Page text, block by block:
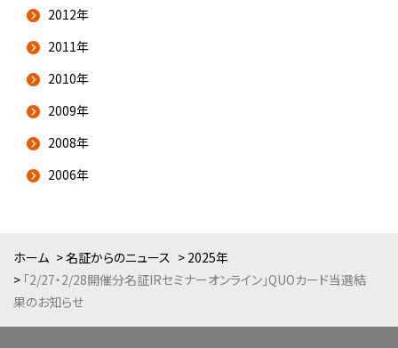
ホーム 名証からのニュース
2025年
「2/27・2/28開催分名証IRセミナーオンライン」QUOカード当選結
果のお知らせ
2012年
2011年
2010年
2009年
2008年
2006年